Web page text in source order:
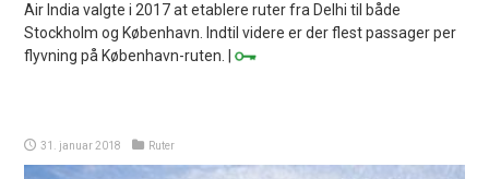
Air India valgte i 2017 at etablere ruter fra Delhi til både
Stockholm og København. Indtil videre er der flest passager per
flyvning på København-ruten. |
31. januar 2018 Ruter